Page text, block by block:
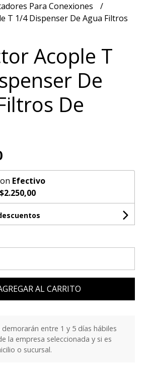
Para Conexiones
T 1/4 Dispenser De Agua Filtros
Acople T
De
De
Efectivo
$2.250,00
AL CARRITO
demorarán entre 1 y 5 días hábiles
la empresa seleccionada y si es
o sucursal.